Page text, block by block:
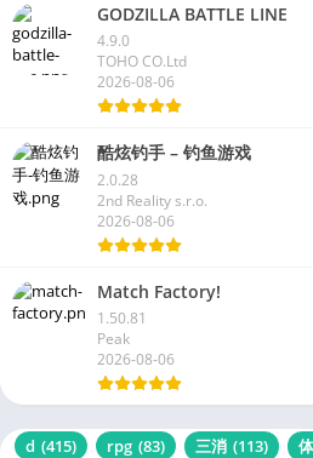
GODZILLA BATTLE LINE
4.9.0
TOHO CO.Ltd
2026-08-06
酷炫钓手 – 钓鱼游戏
2.0.28
2nd Reality s.r.o.
2026-08-06
Match Factory!
1.50.81
Peak
2026-08-06
d (415) rpg (83) 三消 (113)